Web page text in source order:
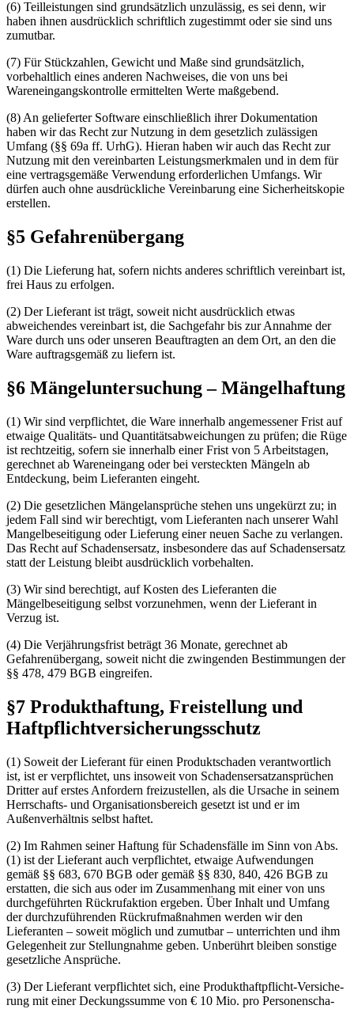
(6) Teilleistungen sind grundsätzlich unzulässig, es sei denn, wir
haben ihnen ausdrücklich schriftlich zugestimmt oder sie sind uns
zumutbar.
(7) Für Stückzahlen, Gewicht und Maße sind grundsätzlich,
vorbehaltlich eines anderen Nachweises, die von uns bei
Wareneingangskontrolle ermittelten Werte maßgebend.
(8) An gelieferter Software einschließlich ihrer Dokumentation
haben wir das Recht zur Nutzung in dem gesetzlich zulässigen
Umfang (§§ 69a ff. UrhG). Hieran haben wir auch das Recht zur
Nutzung mit den vereinbarten Leistungsmerkmalen und in dem für
eine vertragsgemäße Verwendung erforderlichen Umfangs. Wir
dürfen auch ohne ausdrückliche Vereinbarung eine Sicherheitskopie
erstellen.
§5 Gefahrenübergang
(1) Die Lieferung hat, sofern nichts anderes schriftlich vereinbart ist,
frei Haus zu erfolgen.
(2) Der Lieferant ist trägt, soweit nicht ausdrücklich etwas
abweichendes vereinbart ist, die Sachgefahr bis zur Annahme der
Ware durch uns oder unseren Beauftragten an dem Ort, an den die
Ware auftragsgemäß zu liefern ist.
§6 Mängeluntersuchung – Mängelhaftung
(1) Wir sind verpflichtet, die Ware innerhalb angemessener Frist auf
etwaige Qualitäts- und Quantitätsabweichungen zu prüfen; die Rüge
ist rechtzeitig, sofern sie innerhalb einer Frist von 5 Ar­beits­tagen,
gerechnet ab Wareneingang oder bei versteckten Mängeln ab
Entdeckung, beim Lieferanten eingeht.
(2) Die gesetzlichen Mängelansprüche stehen uns ungekürzt zu; in
jedem Fall sind wir berechtigt, vom Lieferanten nach unserer Wahl
Mangelbeseitigung oder Lieferung einer neuen Sache zu verlangen.
Das Recht auf Schadensersatz, insbesondere das auf Schadensersatz
statt der Leistung bleibt ausdrücklich vorbehalten.
(3) Wir sind berechtigt, auf Kosten des Lieferanten die
Mängelbeseitigung selbst vorzunehmen, wenn der Lieferant in
Verzug ist.
(4) Die Verjährungsfrist beträgt 36 Monate, gerechnet ab
Gefahrenübergang, soweit nicht die zwingenden Bestimmungen der
§§ 478, 479 BGB eingreifen.
§7 Produkthaftung, Freistellung und
Haftpflichtversicherungsschutz
(1) Soweit der Lieferant für einen Produktschaden verantwortlich
ist, ist er verpflichtet, uns insoweit von Schadensersatzansprüchen
Dritter auf erstes Anfordern freizustellen, als die Ursache in seinem
Herrschafts- und Organisationsbereich gesetzt ist und er im
Außenverhältnis selbst haftet.
(2) Im Rahmen seiner Haftung für Schadensfälle im Sinn von Abs.
(1) ist der Lieferant auch verpflichtet, etwaige Aufwendungen
gemäß §§ 683, 670 BGB oder gemäß §§ 830, 840, 426 BGB zu
erstatten, die sich aus oder im Zusammenhang mit einer von uns
durchgeführten Rückrufaktion ergeben. Über Inhalt und Umfang
der durchzuführenden Rückrufmaßnahmen werden wir den
Lieferanten – soweit möglich und zumutbar – unterrichten und ihm
Gelegenheit zur Stellungnahme geben. Unberührt bleiben sonstige
gesetzliche Ansprüche.
(3) Der Lieferant verpflichtet sich, eine Produkthaftpflicht-Ver­siche­
rung mit einer Deckungssumme von € 10 Mio. pro Personenscha­